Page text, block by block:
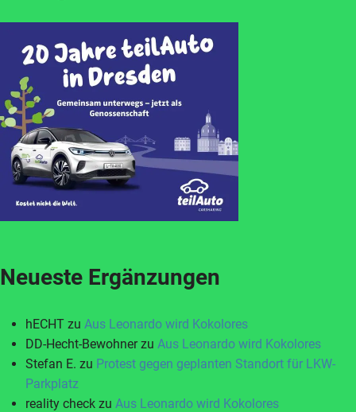
Neueste Ergänzungen
hECHT zu Aus Leonardo wird Kokolores
DD-Hecht-Bewohnerzu Aus Leonardo wird Kokolores
Stefan E. zu Protest gegen geplanten Standort für LKW-
Parkplatz
reality check zu Aus Leonardo wird Kokolores